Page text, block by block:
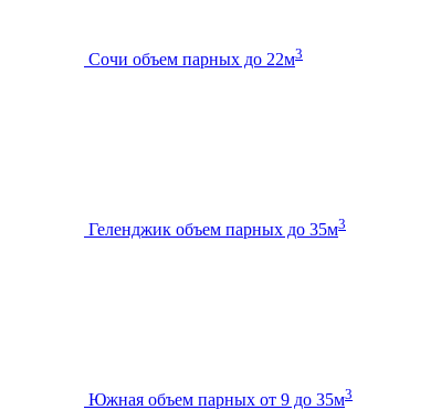
Сочи объем парных до 22м3
Геленджик объем парных до 35м3
Южная объем парных от 9 до 35м3